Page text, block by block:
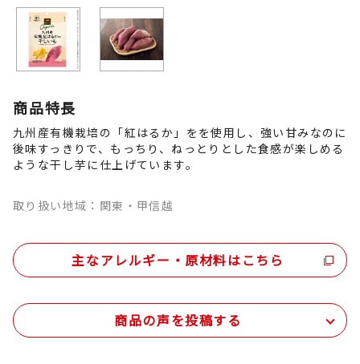
商品特長
九州産有機栽培の「紅はるか」をを使用し、強い甘みなのに
後味すっきりで、もっちり、ねっとりとした食感が楽しめる
ような干し芋に仕上げています。
取り扱い地域：関東・甲信越
主なアレルギー・原材料はこちら
商品の声を投稿する